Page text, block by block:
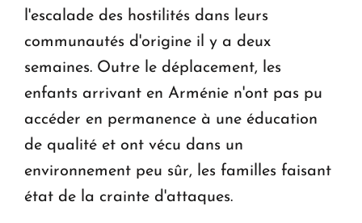
l'escalade des hostilités dans leurs
communautés d'origine il y a deux
semaines. Outre le déplacement, les
enfants arrivant en Arménie n'ont pas pu
accéder en permanence à une éducation
de qualité et ont vécu dans un
environnement peu sûr, les familles faisant
état de la crainte d'attaques.